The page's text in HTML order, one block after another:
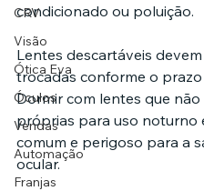
CRV
Visão
Ótica Eva
Óculos
Vendas
Automação
Franjas
condicionado ou poluição.
Lentes descartáveis
trocadas conforme o prazo
Dormir com lentes que não
próprias para uso noturno
comum e perigoso para a
ocular.